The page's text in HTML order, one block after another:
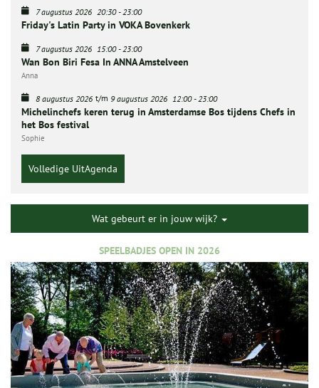
7 augustus 2026 20:30-23:00
Friday's Latin Party in VOKA Bovenkerk
7 augustus 2026 15:00-23:00
Wan Bon Biri Fesa In ANNA Amstelveen
Anna
8 augustus 2026 t/m 9 augustus 2026 12:00-23:00
Michelinchefs keren terug in Amsterdamse Bos tijdens Chefs in
het Bos festival
Sophie
Volledige UitAgenda
Wat gebeurt er in jouw wijk?
SPEELBADJES OPEN IN 2026